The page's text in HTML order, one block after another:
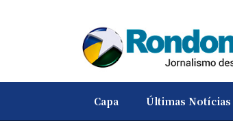
Capa Últimas Notícias